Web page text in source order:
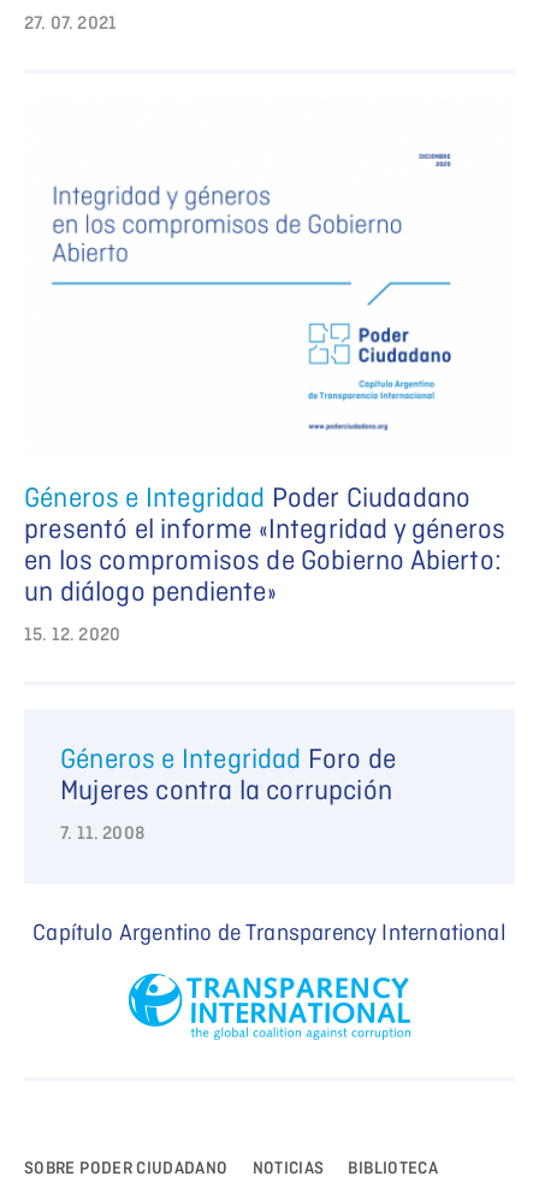
27. 07. 2021
Géneros e Integridad Poder Ciudadano
presentó el informe «Integridad y géneros
en los compromisos de Gobierno Abierto:
un diálogo pendiente»
15. 12. 2020
Géneros e Integridad Foro de
Mujeres contra la corrupción
7. 11. 2008
Capítulo Argentino de Transparency International
SOBRE PODER CIUDADANO NOTICIAS BIBLIOTECA